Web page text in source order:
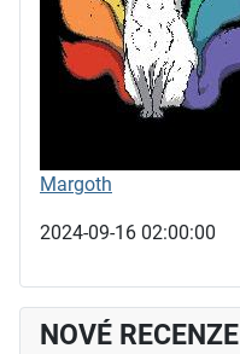
Margoth
2024-09-16 02:00:00
NOVÉ RECENZE